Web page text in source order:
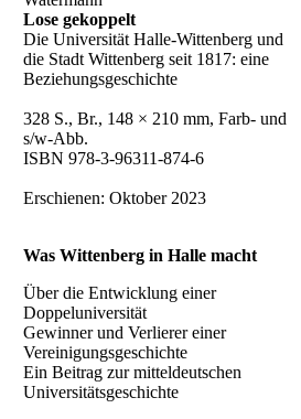
Lose gekoppelt
Die Universität Halle-Wittenberg und
die Stadt Wittenberg seit 1817: eine
Beziehungsgeschichte
328 S., Br., 148 × 210 mm, Farb- und
s/w-Abb.
ISBN 978-3-96311-874-6
Erschienen: Oktober 2023
Was Wittenberg in Halle macht
Über die Entwicklung einer
Doppeluniversität
Gewinner und Verlierer einer
Vereinigungsgeschichte
Ein Beitrag zur mitteldeutschen
Universitätsgeschichte